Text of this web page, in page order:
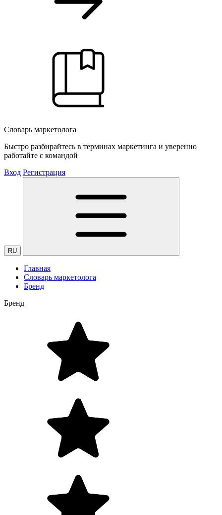
Словарь маркетолога
Быстро разбирайтесь в терминах маркетинга и уверенно
работайте с командой
Вход Регистрация
RU
Главная
Словарь маркетолога
Бренд
Бренд